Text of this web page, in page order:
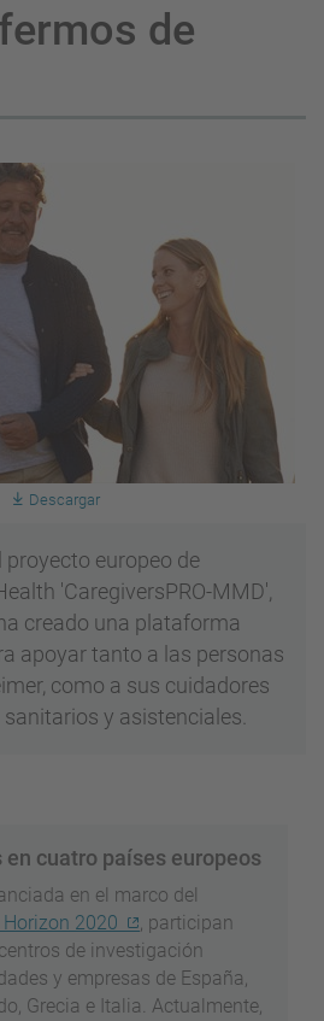
de
Descargar
proyecto europeo de
'CaregiversPRO-MMD',
creado una plataforma
apoyar tanto a las personas
como a sus cuidadores
y asistenciales.
cuatro países europeos
en el marco del
2020
, participan
de investigación
y empresas de España,
Grecia e Italia. Actualmente,